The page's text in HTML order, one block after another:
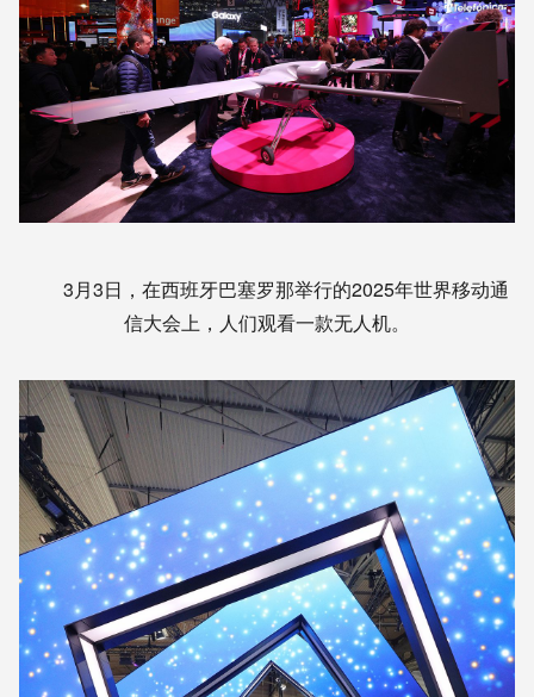
3月3日，在西班牙巴塞罗那举行的2025年世界移动通
信大会上，人们观看一款无人机。